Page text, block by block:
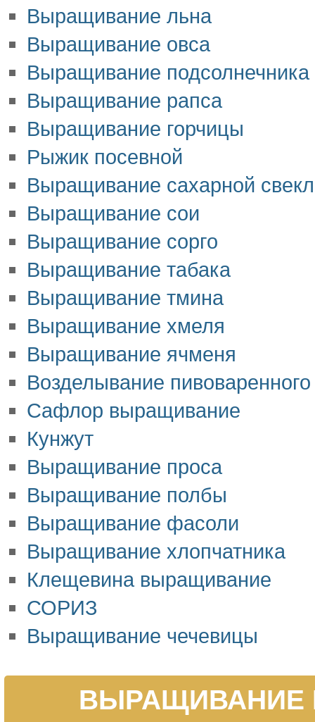
Выращивание льна
Выращивание овса
Выращивание подсолнечника
Выращивание рапса
Выращивание горчицы
Рыжик посевной
Выращивание сахарной
Выращивание сои
Выращивание сорго
Выращивание табака
Выращивание тмина
Выращивание хмеля
Выращивание ячменя
Возделывание
Сафлор выращивание
Кунжут
Выращивание проса
Выращивание полбы
Выращивание фасоли
Выращивание хлопчатника
Клещевина выращивание
СОРИЗ
Выращивание чечевицы
ВЫРАЩИВАНИЕ